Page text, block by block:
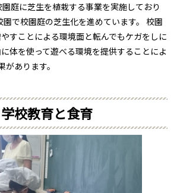
庭に芝生を植栽する事業を実施しており
園で校園庭の芝生化を進めています。 校園
すことによる環境面と転んでもケガをしに
体を使って遊べる環境を提供することによ
あります。
学校教育と食育